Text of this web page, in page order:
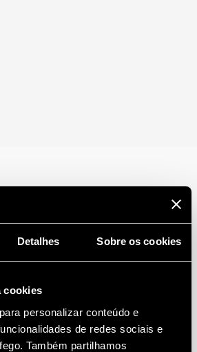
Detalhes Sobre os cookies
cookies
personalizar conteúdo e
de redes sociais e
Também partilhamos